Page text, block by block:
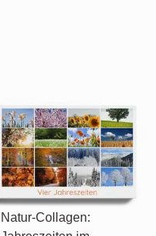
Natur-Collagen: